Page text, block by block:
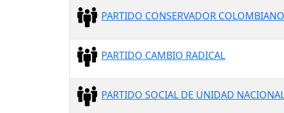
PARTIDO CONSERVADOR COLOMBIANO
PARTIDO CAMBIO RADICAL
PARTIDO SOCIAL DE UNIDAD